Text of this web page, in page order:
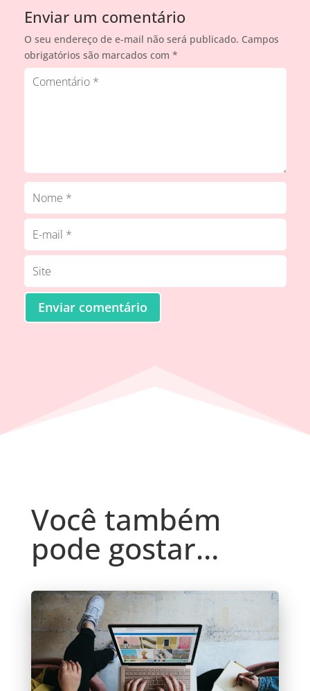
Enviar um comentário
O seu endereço de e-mail não será publicado. Campos
obrigatórios são marcados com *
Enviar comentário
Você também
pode gostar…